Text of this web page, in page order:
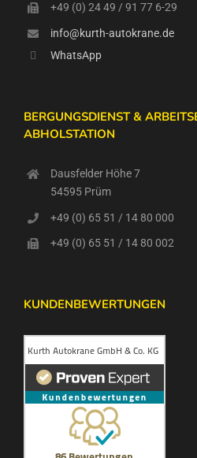
+49 (0) 24 49 / 91 77 6-29
info@kurth-autokrane.de
WhatsApp
BERGUNGSDIENST &
ABHOLSTATION
Dausfelder Höhe 7
54595 Prüm
+49 (0) 65 51 / 14 80 000
+49 (0) 65 51 / 14 80 002
KUNDENBEWERTUNGEN